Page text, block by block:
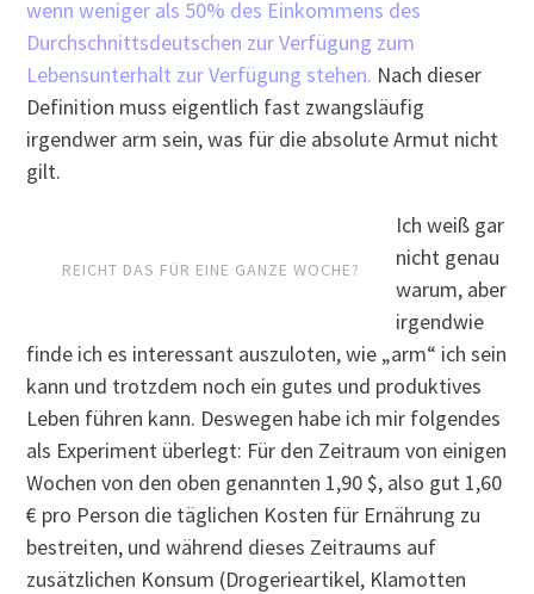
wenn weniger als 50% des Einkommens des
Durchschnittsdeutschen zur Verfügung zum
Lebensunterhalt zur Verfügung stehen. Nach dieser
Definition muss eigentlich fast zwangsläufig
irgendwer arm sein, was für die absolute Armut nicht
gilt.
REICHT DAS FÜR EINE GANZE WOCHE?
Ich weiß gar
nicht genau
warum, aber
irgendwie
finde ich es interessant auszuloten, wie „arm“ ich sein
kann und trotzdem noch ein gutes und produktives
Leben führen kann. Deswegen habe ich mir folgendes
als Experiment überlegt: Für den Zeitraum von einigen
Wochen von den oben genannten 1,90 $, also gut 1,60
€ pro Person die täglichen Kosten für Ernährung zu
bestreiten, und während dieses Zeitraums auf
zusätzlichen Konsum (Drogerieartikel, Klamotten